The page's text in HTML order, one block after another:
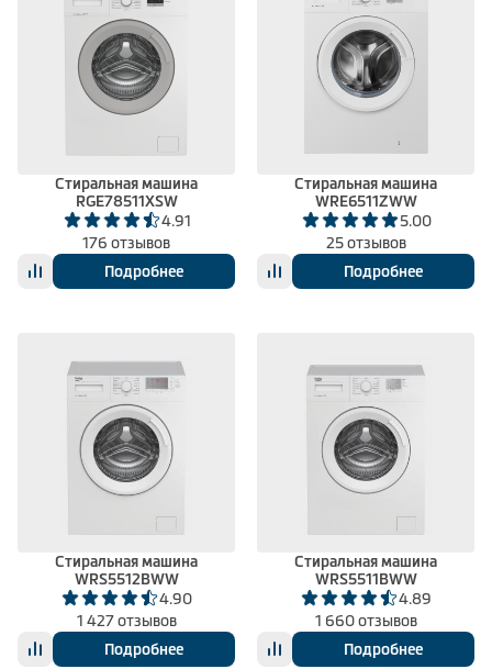
Стиральная машина
RGE78511XSW
4.91
176 отзывов
Подробнее
Стиральная машина
WRE6511ZWW
5.00
25 отзывов
Подробнее
Стиральная машина
WRS5512BWW
4.90
1 427 отзывов
Подробнее
Стиральная машина
WRS5511BWW
4.89
1 660 отзывов
Подробнее